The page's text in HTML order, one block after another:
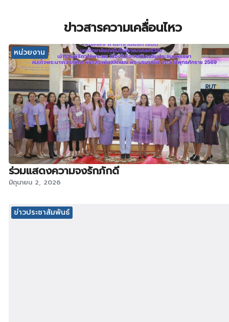
ข่าวสารความเคลื่อนไหว
หน่วยงาน
ร่วมแสดงความจงรักภักดี
มิถุนายน 2, 2026
ข่าวประชาสัมพันธ์